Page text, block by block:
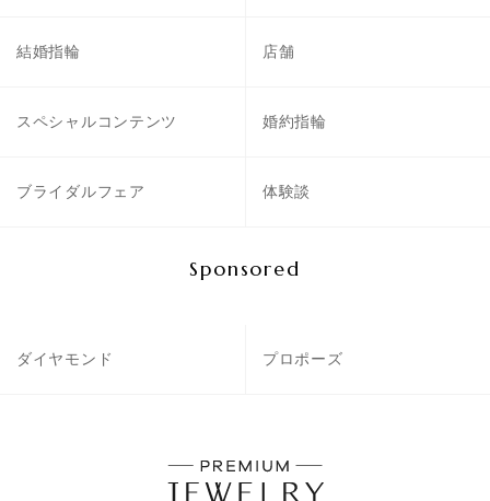
結婚指輪 店舗
スペシャルコンテンツ 婚約指輪
ブライダルフェア 体験談
Sponsored
ダイヤモンド プロポーズ